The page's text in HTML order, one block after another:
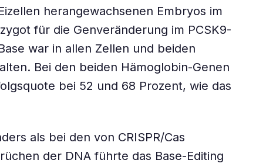
herangewachsenen Embryos im
für die Genveränderung im PCSK9-
war in allen Zellen und beiden
Bei den beiden Hämoglobin-Genen
bei 52 und 68 Prozent, wie das
als bei den von CRISPR/Cas
der DNA führte das Base-Editing